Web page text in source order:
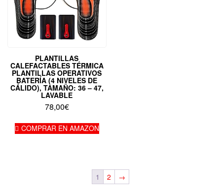
PLANTILLAS
CALEFACTABLES TÉRMICA
PLANTILLAS OPERATIVOS
BATERÍA (4 NIVELES DE
CÁLIDO), TAMAÑO: 36 – 47,
LAVABLE
78,00€
COMPRAR EN AMAZON
1 2 →